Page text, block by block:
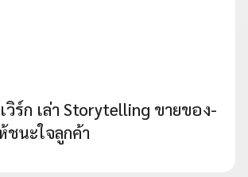
วิร์ก เล่า Storytelling ขายของ-
ชนะใจลูกค้า